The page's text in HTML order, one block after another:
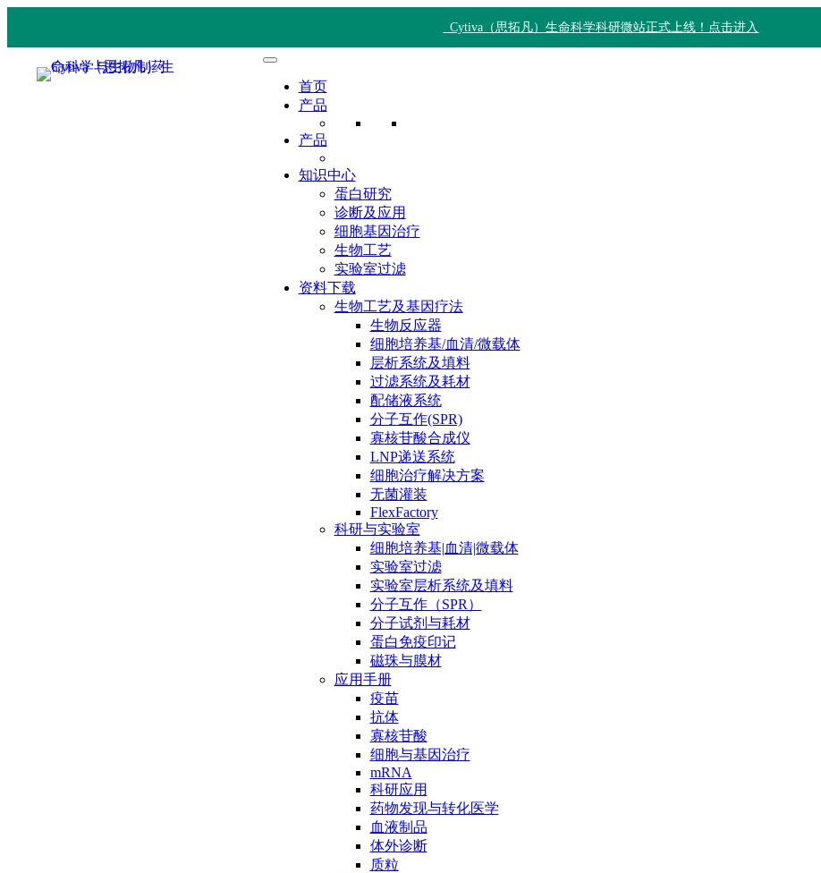
Cytiva（思拓凡）生命科学科研微站正式上线！点击进入
首页
产品
产品
知识中心
蛋白研究
诊断及应用
细胞基因治疗
生物工艺
实验室过滤
资料下载
生物工艺及基因疗法
生物反应器
细胞培养基/血清/微载体
层析系统及填料
过滤系统及耗材
配储液系统
分子互作(SPR)
寡核苷酸合成仪
LNP递送系统
细胞治疗解决方案
无菌灌装
FlexFactory
科研与实验室
细胞培养基|血清|微载体
实验室过滤
实验室层析系统及填料
分子互作（SPR）
分子试剂与耗材
蛋白免疫印记
磁珠与膜材
应用手册
疫苗
抗体
寡核苷酸
细胞与基因治疗
mRNA
科研应用
药物发现与转化医学
血液制品
体外诊断
质粒